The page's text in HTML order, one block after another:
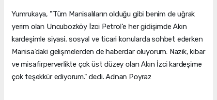
Yumrukaya, "Tüm Manisalıların olduğu gibi benim de uğrak
yerim olan Uncubozköy İzci Petrol'e her gidişimde Akın
kardeşimle siyasi, sosyal ve ticari konularda sohbet ederken
Manisa'daki gelişmelerden de haberdar oluyorum. Nazik, kibar
ve misafirperverlikte çok üst düzey olan Akın İzci kardeşime
çok teşekkür ediyorum." dedi. Adnan Poyraz